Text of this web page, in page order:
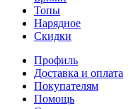
Топы
Нарядное
Скидки
Профиль
Доставка и оплата
Покупателям
Помощь